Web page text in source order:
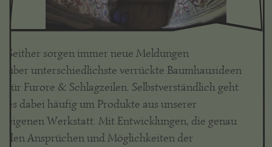
Seither sorgen immer neue Meldungen
über unterschiedlichste verrückte Baumhausideen
für Furore & Schlagzeilen. Selbstverständlich geht
es dabei häufig um Produkte aus unserer
eigenen Werkstatt. Mit Entwicklungen, die genau
den Ansprüchen und Möglichkeiten der